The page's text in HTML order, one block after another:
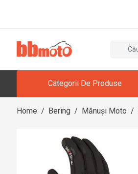
Categorii De Produse
Home / Bering / Mănuși Moto /